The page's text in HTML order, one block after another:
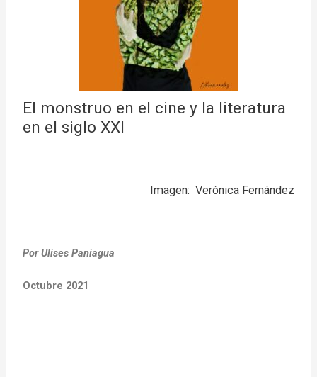
El monstruo en el cine y la literatura
en el siglo XXI
Imagen: Verónica Fernández
Por Ulises Paniagua
Octubre 2021